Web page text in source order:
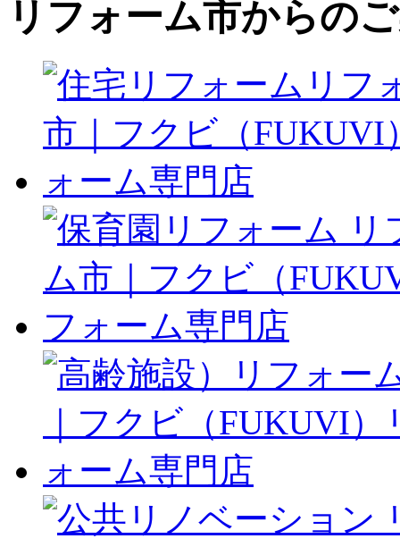
リフォーム市からの